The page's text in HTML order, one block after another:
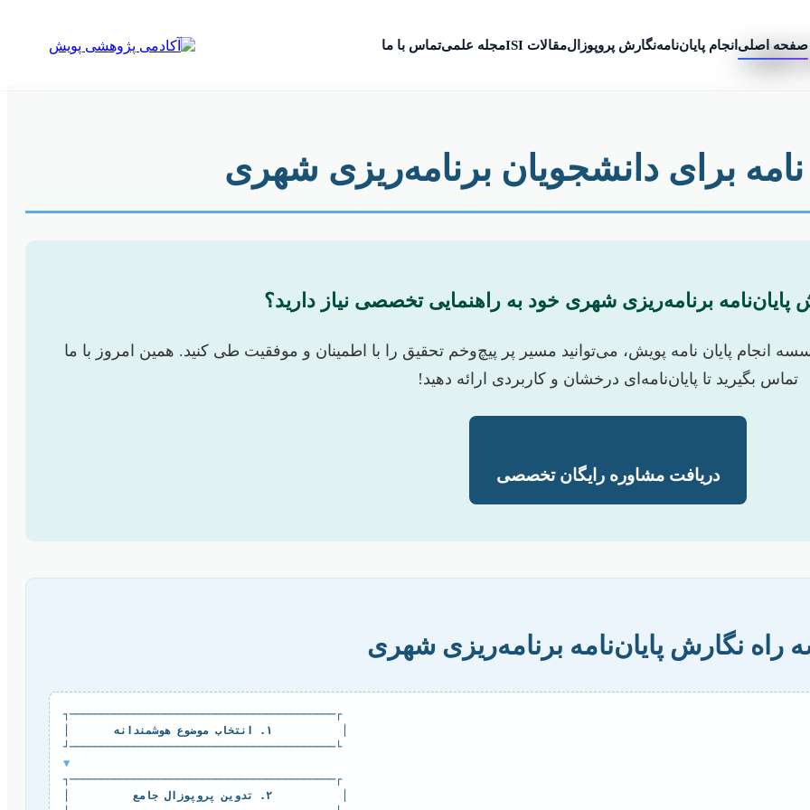
صفحه اصلی انجام پایان‌نامهنگارش پروپوزالمقالات ISI مجله علمیتماس با ما شهری
برای دانشجویان برنامه‌ریزی شهری
پایان‌نامه برنامه‌ریزی شهری خود به راهنمایی تخصصی نیاز دارید؟
انجام پایان نامه پویش، می‌توانید مسیر پر پیچ‌وخم تحقیق را با اطمینان و موفقیت طی کنید. همین امروز با ما
تماس بگیرید تا پایان‌نامه‌ای درخشان و کاربردی ارائه دهید!
دریافت مشاوره رایگان تخصصی
راه نگارش پایان‌نامه برنامه‌ریزی شهری
  ┌──────────────────────────────────────────┐
  └──────────────────────────────────────────┘
▼
  ┌──────────────────────────────────────────┐